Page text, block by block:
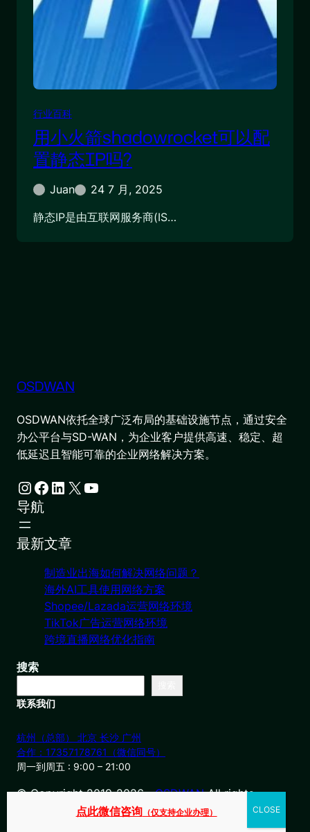
行业百科
用小火箭shadowrocket可以配
置静态IP吗?
Juan
24 7 月, 2025
静态IP是由互联网服务商(IS…
OSDWAN
OSDWAN依托全球广泛布局的基础设施节点，通过安全
办公平台与SD-WAN，为企业客户提供高速、稳定、超
低延迟且智能可靠的企业网络解决方案。
Instagram Facebook LinkedIn X YouTube
导航
最新文章
制造业出海如何解决网络问题？
海外AI工具使用网络方案
Shopee/Lazada运营网络环境
TikTok广告运营网络环境
跨境直播网络优化指南
搜索
联系我们
杭州（总部） 北京 长沙 广州
合作：17357178761（微信同号）
周一到周五 : 9:00 – 21:00
© Copyright 2019-2026・OSDWANAll rights
点此微信咨询 （仅支持企业办理）